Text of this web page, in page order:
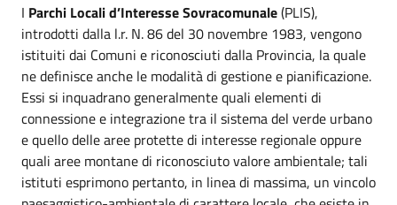
I Parchi Locali d’Interesse Sovracomunale(PLIS),
introdotti dalla l.r. N. 86 del 30 novembre 1983, vengono
istituiti dai Comuni e riconosciuti dalla Provincia, la quale
ne definisce anche le modalità di gestione e pianificazione.
Essi si inquadrano generalmente quali elementi di
connessione e integrazione tra il sistema del verde urbano
e quello delle aree protette di interesse regionale oppure
quali aree montane di riconosciuto valore ambientale; tali
istituti esprimono pertanto, in linea di massima, un vincolo